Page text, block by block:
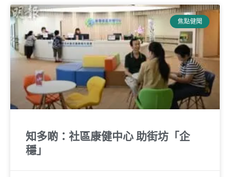
焦點健聞
知多啲：社區康健中心 助街坊「企
穩」